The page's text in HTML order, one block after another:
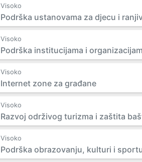
Visoko
Podrška ustanovama za djecu i
Visoko
Podrška institucijama i
Visoko
Internet zone za građane
Visoko
Razvoj održivog turizma i zaštita
Visoko
Podrška obrazovanju, kulturi i